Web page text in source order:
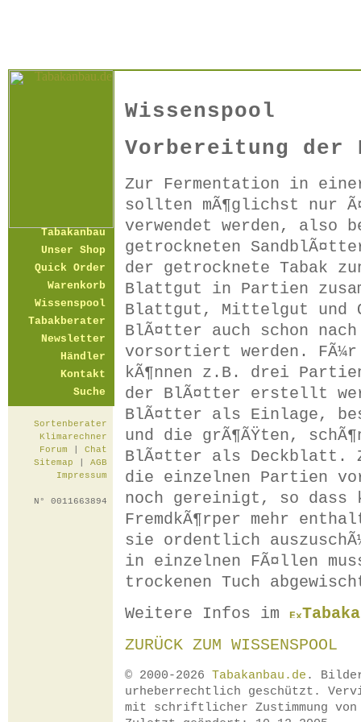
Tabakanbau
Unser Shop
Quick Order
Warenkorb
Wissenspool
Tabakberater
Newsletter
Händler
Kontakt
Suche
Sortenberater
Klimarechner
Forum
Chat
Sitemap
AGB
Impressum
N° 0011663894
Wissenspool
Vorbereitung der
Zur Fermentation in einer
sollten mÃ¶glichst nur
verwendet werden, also
getrockneten
der getrocknete Tabak
Blattgut in Partien
Blattgut, Mittelgut und
BlÃ¤tter auch schon nach
vorsortiert werden.
kÃ¶nnen z.B. drei
der BlÃ¤tter erstellt
BlÃ¤tter als Einlage,
und die grÃ¶ÃŸten,
BlÃ¤tter als Deckblatt.
die einzelnen Partien
noch gereinigt, so dass
FremdkÃ¶rper mehr
sie ordentlich
in einzelnen FÃ¤llen
trockenen Tuch
Weitere Infos im
ZURÜCK ZUM WISSENSPOOL
© 2000-2026 Tabakanbau.de .
urheberrechtlich geschützt.
mit schriftlicher Zustimmung